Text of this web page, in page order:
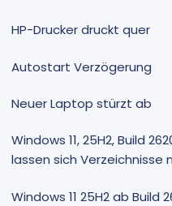
HP-Drucker druckt quer
Autostart Verzögerung
Neuer Laptop stürzt ab
Windows 11, 25H2, Build
lassen sich Verzeichnisse
Windows 11 25H2 ab Build